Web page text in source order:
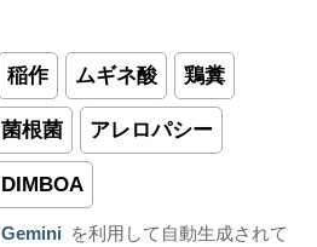
稲作 ムギネ酸 鶏糞
菌根菌 アレロパシー
DIMBOA
Gemini
を利用して自動生成されて